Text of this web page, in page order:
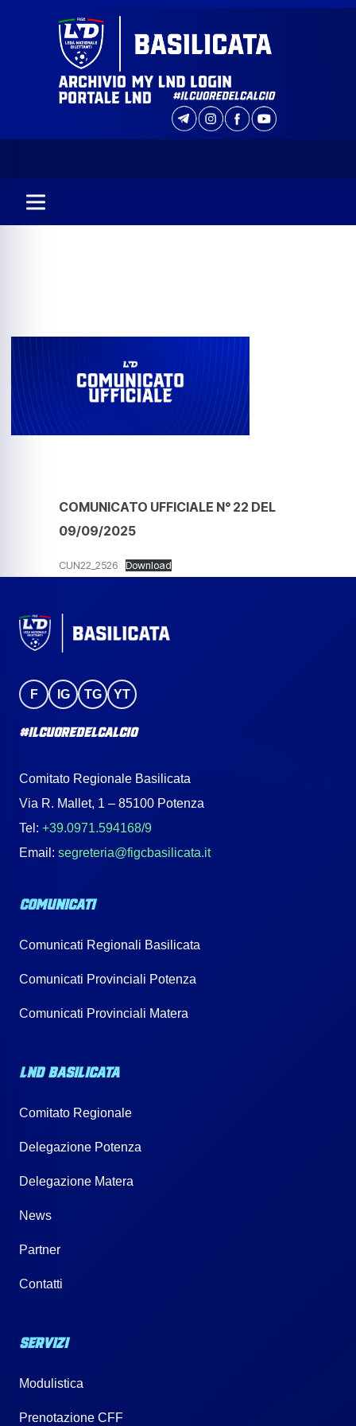
COMUNICATO UFFICIALE N° 22 DEL
09/09/2025
CUN22_2526 Download
F IG TG YT
#IlCuoreDelCalcio
Comitato Regionale Basilicata
Via R. Mallet, 1 – 85100 Potenza
Tel: +39.0971.594168/9
Email: segreteria@figcbasilicata.it
COMUNICATI
Comunicati Regionali Basilicata
Comunicati Provinciali Potenza
Comunicati Provinciali Matera
LND BASILICATA
Comitato Regionale
Delegazione Potenza
Delegazione Matera
News
Partner
Contatti
SERVIZI
Modulistica
Prenotazione CFF